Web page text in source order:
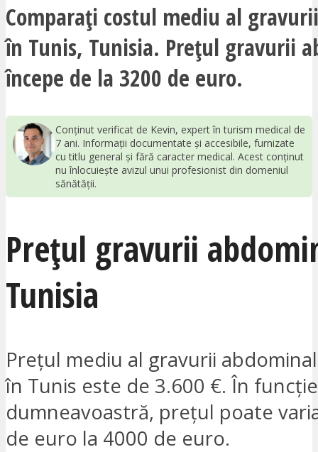
Comparați costul mediu al
în Tunis, Tunisia. Prețul gravurii
începe de la 3200 de euro.
Conținut verificat de Kevin, expert în turism medical de
7 ani. Informații documentate și accesibile, furnizate
cu titlu general și fără caracter medical. Acest conținut
nu înlocuiește avizul unui profesionist din domeniul
sănătății.
Prețul gravurii
Tunisia
Prețul mediu al gravurii
în Tunis este de 3.600 €. În
dumneavoastră, prețul poate
de euro la 4000 de euro.